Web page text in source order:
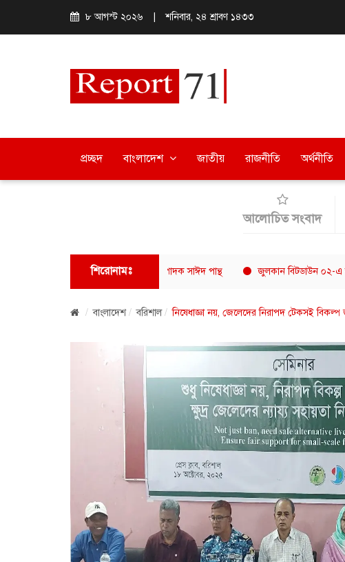
৮ আগস্ট ২০২৬ শনিবার, ২৪ শ্রাবণ ১৪৩৩
প্রচ্ছদ বাংলাদেশ জাতীয় রাজনীতি অর্থনীতি
আলোচিত সংবাদ
শিরোনামঃ
ফোরামের সভাপতি সুমন চৌধুরী, সম্পাদক সাঈদ পান্থ জুলকান বিটডাউন ০২-এ অ্যামেচার
বাংলাদেশ বরিশাল নিষেধাজ্ঞা নয়, জেলেদের নিরাপদ টেকসই বিকল্প